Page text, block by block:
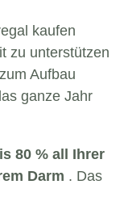
kaufen
zu unterstützen
Aufbau
ganze Jahr
80 % all Ihrer
Darm . Das